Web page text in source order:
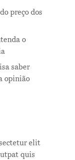
preço dos
o
saber
opinião
elit
quis